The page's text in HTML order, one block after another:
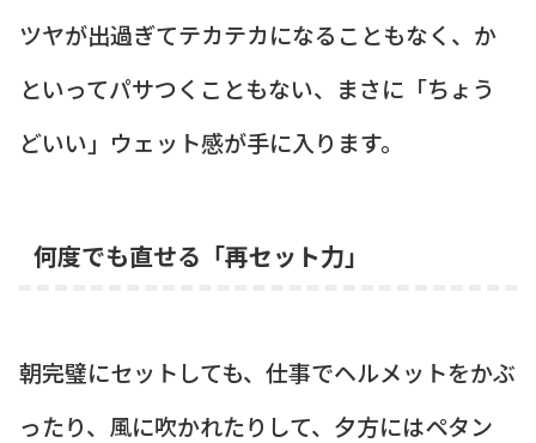
ツヤが出過ぎてテカテカになることもなく、か
といってパサつくこともない、まさに「ちょう
どいい」ウェット感が手に入ります。
何度でも直せる「再セット力」
朝完璧にセットしても、仕事でヘルメットをかぶ
ったり、風に吹かれたりして、夕方にはペタン